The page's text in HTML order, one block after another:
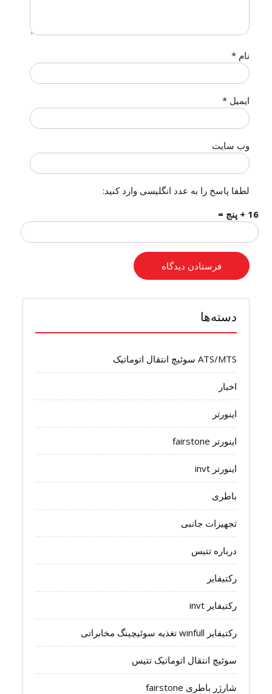
نام*
ایمیل*
وب‌ سایت
لطفا پاسخ را به عدد انگلیسی وارد کنید:
16 + پنج =
دسته‌ها
ATS/MTS سوئیچ انتقال اتوماتیک
اخبار
اینورتر
اینورتر fairstone
اینورتر invt
باطری
تجهیزات جانبی
درباره تتیس
رکتیفایر
رکتیفایر invt
رکتیفایر winfull تغذیه سوئیچینگ مخابراتی
سوئیچ انتقال اتوماتیک تتیس
شارژر باطری fairstone